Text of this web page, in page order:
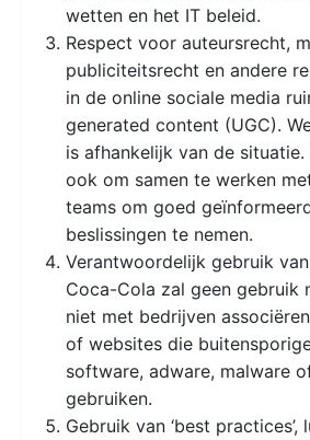
wetten en het IT beleid.
Respect voor auteursrecht,
publiciteitsrecht en andere
in de online sociale media
generated content (UGC).
is afhankelijk van de
ook om samen te werken
teams om goed
beslissingen te nemen.
Verantwoordelijk gebruik
Coca-Cola zal geen gebruik
niet met bedrijven
of websites die buitensporige
software, adware, malware
gebruiken.
Gebruik van ‘best practices’,